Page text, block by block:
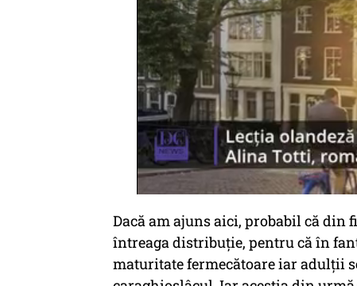
Dacă am ajuns aici, probabil că
întreaga distribuție, pentru că în
maturitate fermecătoare iar adulții